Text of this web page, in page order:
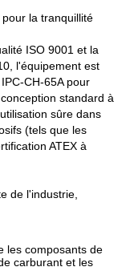
la tranquillité
ISO 9001 et la
l'équipement est
CH-65A pour
standard à
sûre dans
(tels que les
ATEX à
de l'industrie,
les composants de
carburant et les